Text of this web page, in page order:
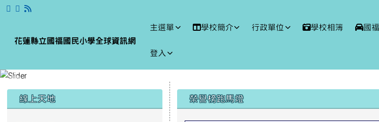
跳至主內容區
花蓮縣立國福國民小學全球資訊網
花蓮縣立國福國民小學全球資訊網
主選單 學校簡介 行政單位 學校相簿 國
登入
左邊區域內容
線上天地 上中區域內容
榮譽榜跑馬燈
頁尾區域